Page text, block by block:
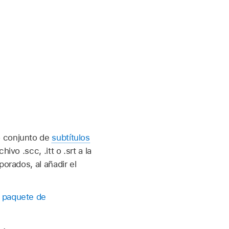
conjunto de subtítulos
.scc, .itt o .srt a la
al añadir el
de